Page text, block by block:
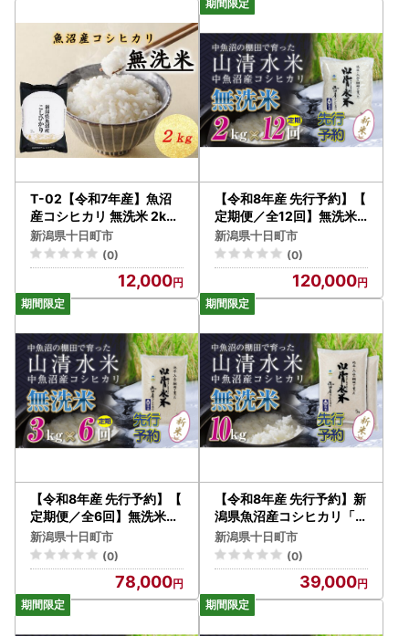
T-02【令和7年産】魚沼
産コシヒカリ 無洗米 2kg
お米 コメ
新潟県十日町市
(0)
12,000
【令和8年産 先行予約】【
定期便／全12回】無洗米2
kg 新潟県魚沼産コシヒカ
リ「山清水米」
新潟県十日町市
(0)
120,000
【令和8年産 先行予約】【
定期便／全6回】無洗米3k
g 新潟県魚沼産コシヒカリ
「山清水米」
新潟県十日町市
(0)
78,000
【令和8年産 先行予約】新
潟県魚沼産コシヒカリ「山
清水米」無洗米10kg
新潟県十日町市
(0)
39,000